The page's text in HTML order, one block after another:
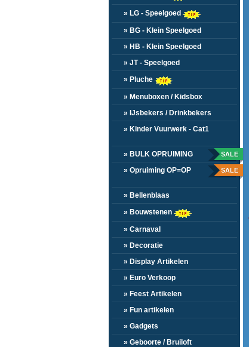
» LG - Speelgoed
» BG - Klein Speelgoed
» HB - Klein Speelgoed
» JT - Speelgoed
» Pluche
» Menuboxen / Kidsbox
» IJsbekers / Drinkbekers
» Kinder Vuurwerk - Cat1
» BULK OPRUIMING SALE
» Opruiming OP=OP SALE
» Bellenblaas
» Bouwstenen
» Carnaval
» Decoratie
» Display Artikelen
» Euro Verkoop
» Feest Artikelen
» Fun artikelen
» Gadgets
» Geboorte / Bruiloft